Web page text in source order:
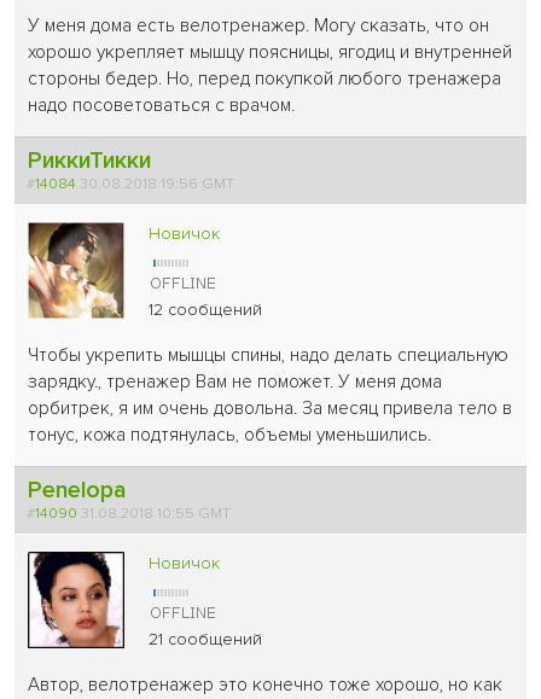
У меня дома есть велотренажер. Могу сказать, что он
хорошо укрепляет мышцу поясницы, ягодиц и внутренней
стороны бедер. Но, перед покупкой любого тренажера
надо посоветоваться с врачом.
РиккиТикки
#14084 30.08.2018 19:56 GMT
Новичок
12 сообщений
Чтобы укрепить мышцы спины, надо делать специальную
зарядку., тренажер Вам не поможет. У меня дома
орбитрек, я им очень довольна. За месяц привела тело в
тонус, кожа подтянулась, объемы уменьшились.
Penelopa
#14090 31.08.2018 10:55 GMT
Новичок
21 сообщений
Автор, велотренажер это конечно тоже хорошо, но как